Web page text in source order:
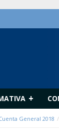
+
General 2018